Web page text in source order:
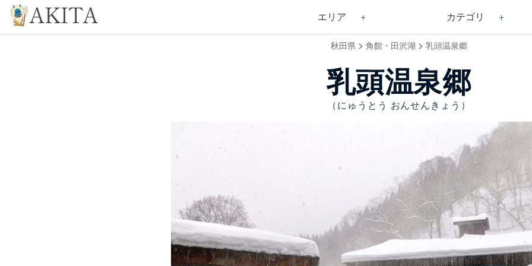
エリア カテゴリ
秋田県 > 角館・田沢湖 > 乳頭温泉郷
乳頭温泉郷
（にゅうとう おんせんきょう）